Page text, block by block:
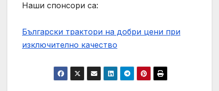
Наши спонсори са:
Български трактори на добри цени при
изключително качество